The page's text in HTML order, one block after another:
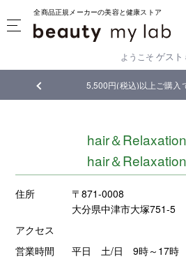
全商品正規メーカーの美容と健康ストア
ようこそ ゲスト
5,500円(税込)以上ご購入
hair＆
hair＆
住所
〒871-0008
大分県中津市大塚751-5
アクセス
営業時間
平日 土/日 9時～17時